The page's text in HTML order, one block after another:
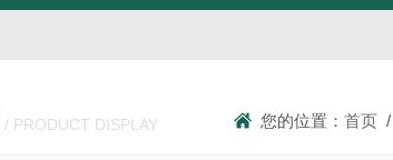
/ PRODUCT DISPLAY 您的位置： 首页 /